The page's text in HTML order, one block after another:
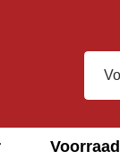
Voorraad